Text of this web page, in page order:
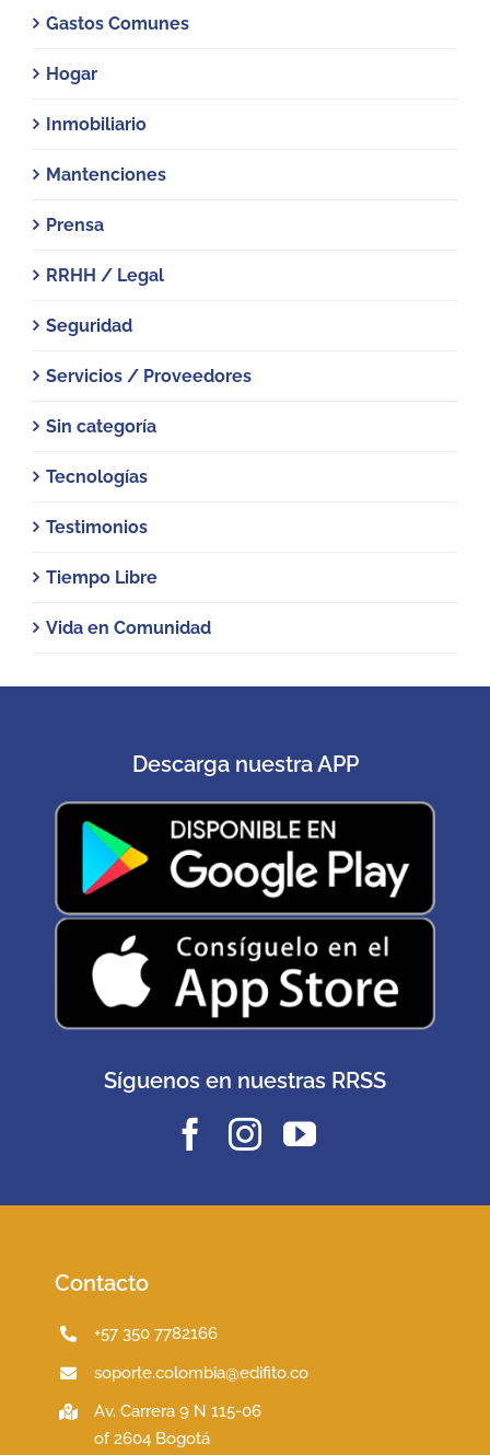
Gastos Comunes
Hogar
Inmobiliario
Mantenciones
Prensa
RRHH / Legal
Seguridad
Servicios / Proveedores
Sin categoría
Tecnologías
Testimonios
Tiempo Libre
Vida en Comunidad
Descarga nuestra APP
Síguenos en nuestras RRSS
Contacto
+57 350 7782166
soporte.colombia@edifito.co
Av. Carrera 9 N 115-06
of 2604 Bogotá